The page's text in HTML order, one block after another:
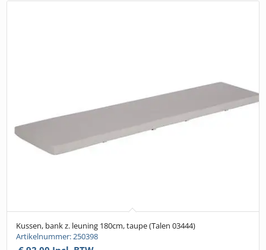
Kussen, bank z. leuning 180cm, taupe (Talen 03444)
Artikelnummer: 250398